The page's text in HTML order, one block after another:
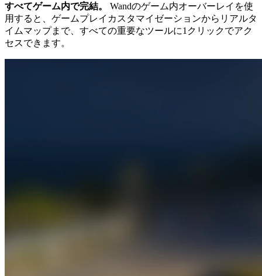
すべてゲーム内で完結。
Wandのゲーム内オーバーレイを使
用すると、ゲームプレイカスタマイゼーションからリアルタ
イムマップまで、すべての重要なツールに1クリックでアク
セスできます。